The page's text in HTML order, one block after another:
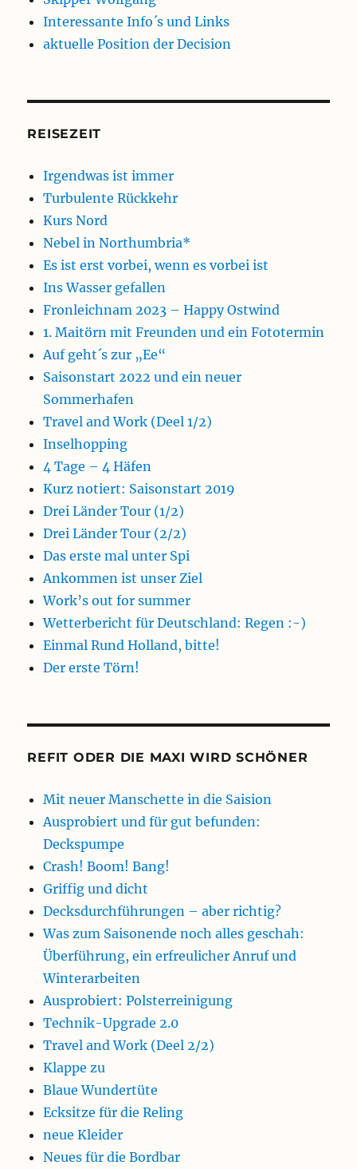
Interessante Info´s und Links
aktuelle Position der Decision
REISEZEIT
Irgendwas ist immer
Turbulente Rückkehr
Kurs Nord
Nebel in Northumbria*
Es ist erst vorbei, wenn es vorbei ist
Ins Wasser gefallen
Fronleichnam 2023 – Happy Ostwind
1. Maitörn mit Freunden und ein Fototermin
Auf geht´s zur „Ee“
Saisonstart 2022 und ein neuer
Sommerhafen
Travel and Work (Deel 1/2)
Inselhopping
4 Tage – 4 Häfen
Kurz notiert: Saisonstart 2019
Drei Länder Tour (1/2)
Drei Länder Tour (2/2)
Das erste mal unter Spi
Ankommen ist unser Ziel
Work’s out for summer
Wetterbericht für Deutschland: Regen :-)
Einmal Rund Holland, bitte!
Der erste Törn!
REFIT ODER DIE MAXI WIRD SCHÖNER
Mit neuer Manschette in die Saision
Ausprobiert und für gut befunden:
Deckspumpe
Crash! Boom! Bang!
Griffig und dicht
Decksdurchführungen – aber richtig?
Was zum Saisonende noch alles geschah:
Überführung, ein erfreulicher Anruf und
Winterarbeiten
Ausprobiert: Polsterreinigung
Technik-Upgrade 2.0
Travel and Work (Deel 2/2)
Klappe zu
Blaue Wundertüte
Ecksitze für die Reling
neue Kleider
Neues für die Bordbar